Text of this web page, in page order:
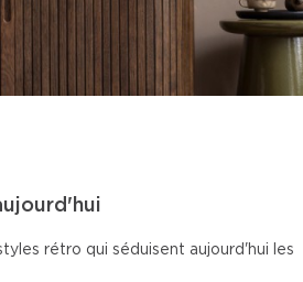
rétro qui séduisent aujourd'hui les